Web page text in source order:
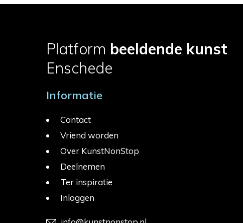
Platform beeldende kunst
Enschede
Informatie
Contact
Vriend worden
Over KunstNonStop
Deelnemen
Ter inspiratie
Inloggen